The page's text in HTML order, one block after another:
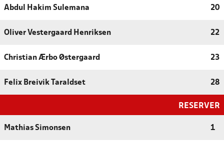
Abdul Hakim Sulemana 20
Oliver Vestergaard Henriksen 22
Christian Ærbo Østergaard 23
Felix Breivik Taraldset 28
RESERVER
Mathias Simonsen 1